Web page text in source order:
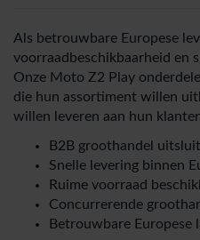
Als betrouwbare Europese
voorraadbeschikbaarheid en
Onze Moto Z2 Play
die hun assortiment willen
willen leveren aan hun
B2B groothandel
Snelle levering binnen
Ruime voorraad
Concurrerende
Betrouwbare Europese